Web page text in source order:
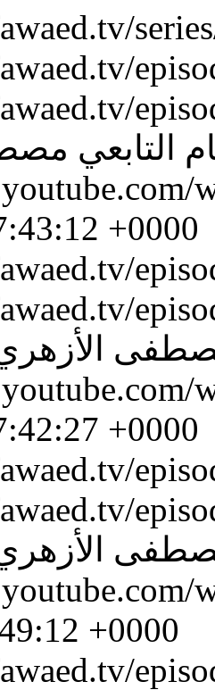
التابعي
+0000
+0000
+0000